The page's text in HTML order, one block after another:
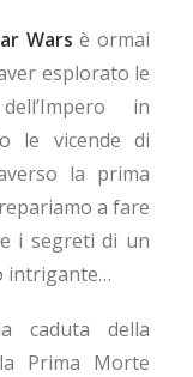
Wars è ormai
esplorato le
in
le vicende di
la prima
a fare
i segreti di un
intrigante…
caduta della
Prima Morte